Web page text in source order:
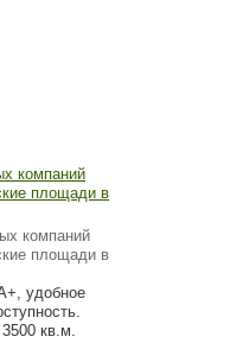
компаний
площади в
компаний
площади в
удобное
кв.м.